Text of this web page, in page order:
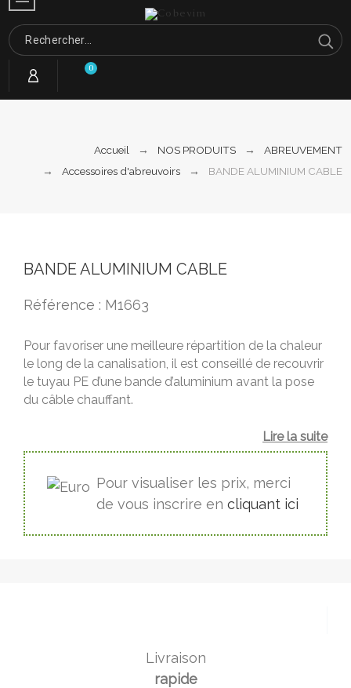
0
Accueil NOS PRODUITS
ABREUVEMENT
Accessoires d'abreuvoirs
BANDE ALUMINIUM CABLE
BANDE ALUMINIUM CABLE
Référence : M1663
Pour favoriser une meilleure répartition de la chaleur
le long de la canalisation, il est conseillé de recouvrir
le tuyau PE d’une bande d’aluminium avant la pose
du câble chauffant.
Lire la suite
Pour visualiser les prix, merci
de vous inscrire en cliquant ici
Livraison
rapide